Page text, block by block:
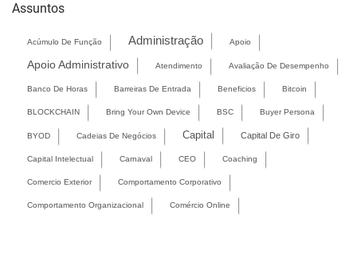
Assuntos
Acúmulo De Função Administração Apoio
Apoio Administrativo Atendimento Avaliação De Desempenho
Banco De Horas Barreiras De Entrada Beneficios Bitcoin
BLOCKCHAIN Bring Your Own Device BSC Buyer Persona
BYOD Cadeias De Negócios Capital Capital De Giro
Capital Intelectual Carnaval CEO Coaching
Comercio Exterior Comportamento Corporativo
Comportamento Organizacional Comércio Online